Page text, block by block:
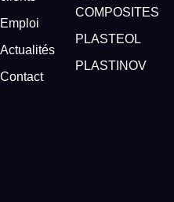
Emploi
Actualités
Contact
COMPOSITES
PLASTEOL
PLASTINOV